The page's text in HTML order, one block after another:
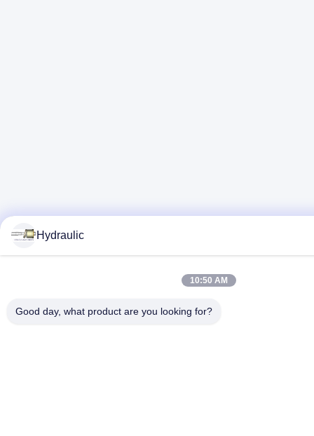
Hydraulic
10:50 AM
Good day, what product are you looking for?